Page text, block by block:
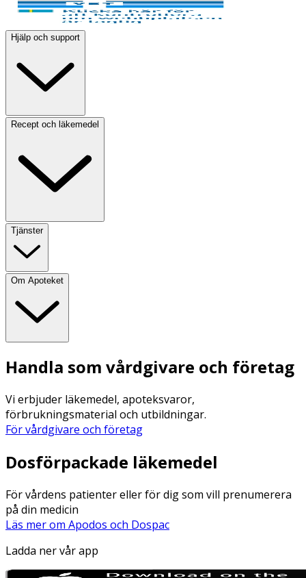
Hjälp och support
Recept och läkemedel
Tjänster
Om Apoteket
Handla som vårdgivare och företag
Vi erbjuder läkemedel, apoteksvaror,
förbrukningsmaterial och utbildningar.
För vårdgivare och företag
Dosförpackade läkemedel
För vårdens patienter eller för dig som vill prenumerera
på din medicin
Läs mer om Apodos och Dospac
Ladda ner vår app